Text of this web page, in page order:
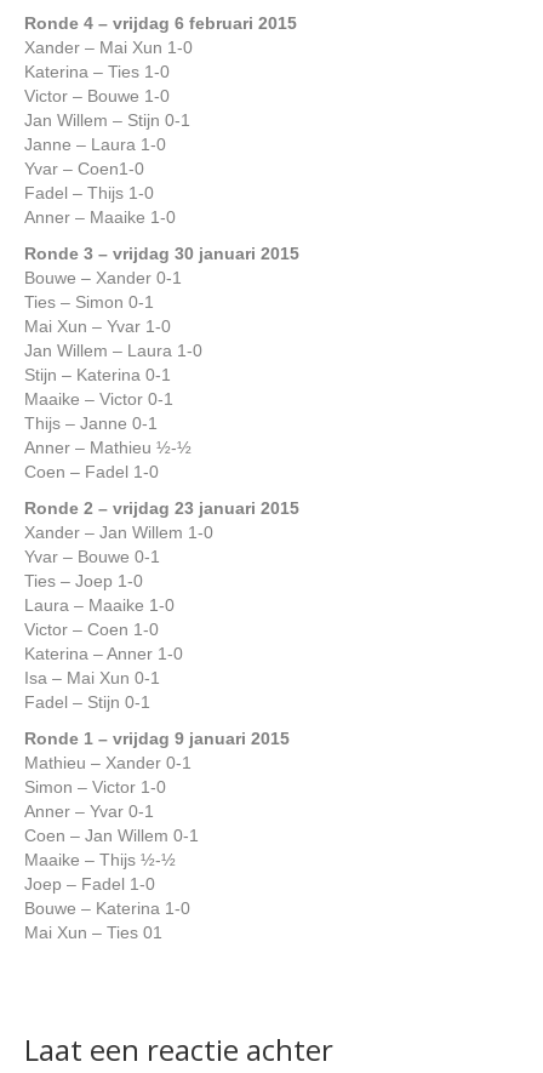
Ronde 4 – vrijdag 6 februari 2015
Xander – Mai Xun 1-0
Katerina – Ties 1-0
Victor – Bouwe 1-0
Jan Willem – Stijn 0-1
Janne – Laura 1-0
Yvar – Coen1-0
Fadel – Thijs 1-0
Anner – Maaike 1-0
Ronde 3 – vrijdag 30 januari 2015
Bouwe – Xander 0-1
Ties – Simon 0-1
Mai Xun – Yvar 1-0
Jan Willem – Laura 1-0
Stijn – Katerina 0-1
Maaike – Victor 0-1
Thijs – Janne 0-1
Anner – Mathieu ½-½
Coen – Fadel 1-0
Ronde 2 – vrijdag 23 januari 2015
Xander – Jan Willem 1-0
Yvar – Bouwe 0-1
Ties – Joep 1-0
Laura – Maaike 1-0
Victor – Coen 1-0
Katerina – Anner 1-0
Isa – Mai Xun 0-1
Fadel – Stijn 0-1
Ronde 1 – vrijdag 9 januari 2015
Mathieu – Xander 0-1
Simon – Victor 1-0
Anner – Yvar 0-1
Coen – Jan Willem 0-1
Maaike – Thijs ½-½
Joep – Fadel 1-0
Bouwe – Katerina 1-0
Mai Xun – Ties 01
Laat een reactie achter